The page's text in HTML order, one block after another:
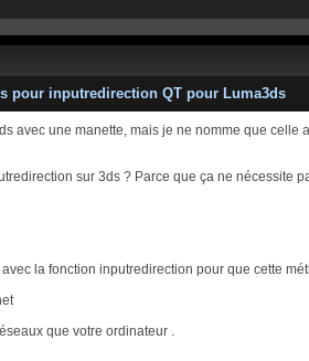
pour inputredirection QT pour Luma3ds
avec une manette, mais je ne nomme que celle
sur 3ds ? Parce que ça ne nécessite
la fonction inputredirection pour que cette
que votre ordinateur .